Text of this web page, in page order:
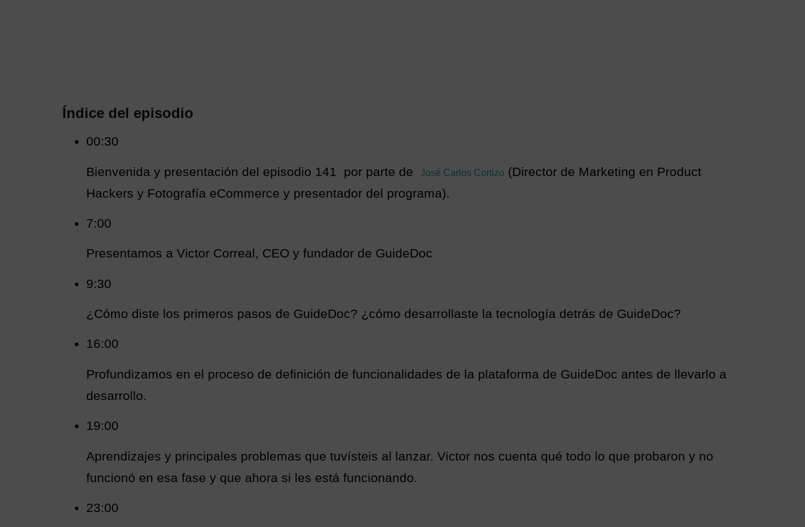
Índice del episodio
00:30
Bienvenida y presentación del episodio 141 por parte de José Carlos Cortizo (Director de Marketing en Product
Hackers y Fotografía eCommerce y presentador del programa).
7:00
Presentamos a Victor Correal, CEO y fundador de GuideDoc
9:30
¿Cómo diste los primeros pasos de GuideDoc? ¿cómo desarrollaste la tecnología detrás de GuideDoc?
16:00
Profundizamos en el proceso de definición de funcionalidades de la plataforma de GuideDoc antes de llevarlo a
desarrollo.
19:00
Aprendizajes y principales problemas que tuvísteis al lanzar. Victor nos cuenta qué todo lo que probaron y no
funcionó en esa fase y que ahora si les está funcionando.
23:00